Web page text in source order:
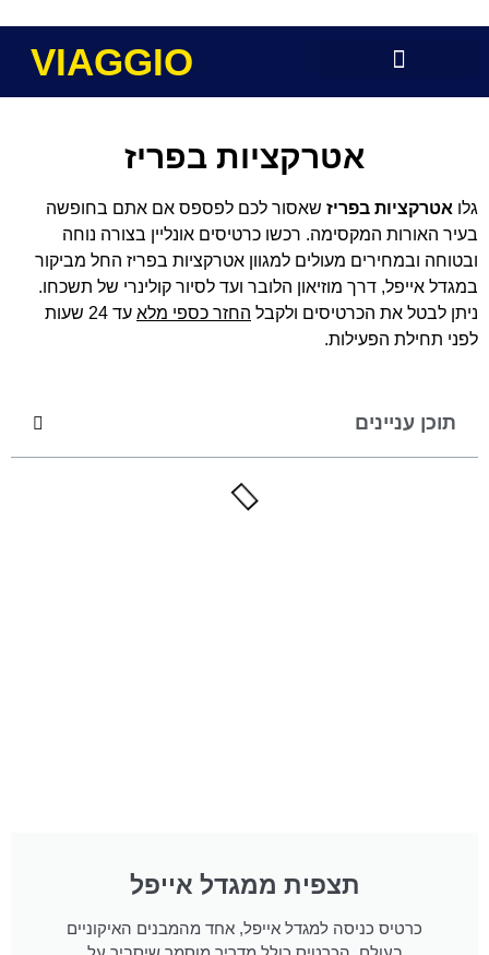
VIAGGIO
אטרקציות בפריז
גלו אטרקציות בפריז שאסור לכם לפספס אם אתם בחופשה
בעיר האורות המקסימה. רכשו כרטיסים אונליין בצורה נוחה
ובטוחה ובמחירים מעולים למגוון אטרקציות בפריז החל מביקור
במגדל אייפל, דרך מוזיאון הלובר ועד לסיור קולינרי של תשכחו.
ניתן לבטל את הכרטיסים ולקבל החזר כספי מלא
עד 24 שעות
לפני תחילת הפעילות.
תוכן עניינים
תצפית ממגדל אייפל
כרטיס כניסה למגדל אייפל, אחד מהמבנים האיקוניים